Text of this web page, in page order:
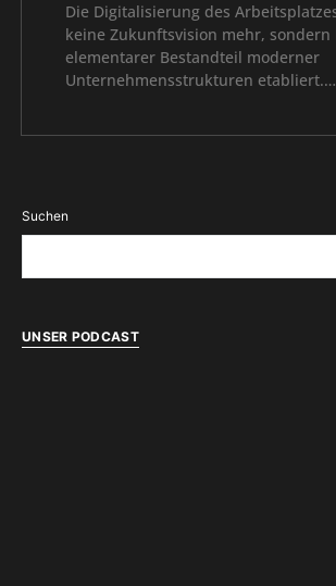
Die Digitalisierung des
keine Zukunftsvision mehr, sondern
elementarer Bestandteil moderner
Unternehmensstrukturen etabliert.…
Suchen
UNSER PODCAST